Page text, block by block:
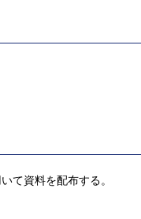
て資料を配布する。